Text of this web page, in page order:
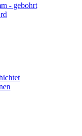
- gebohrt